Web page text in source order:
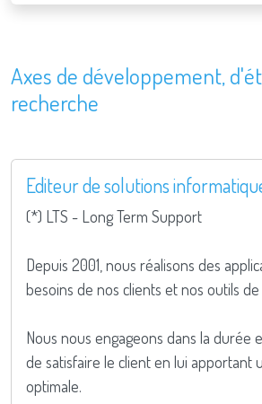
Axes de développement,
recherche
Editeur de solutions
(*) LTS - Long Term Support
Depuis 2001, nous réalisons des
besoins de nos clients et nos outils
Nous nous engageons dans la durée
de satisfaire le client en lui apportant
optimale.